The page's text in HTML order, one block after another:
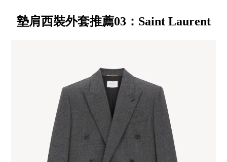
墊肩西裝外套推薦03：Saint Laurent